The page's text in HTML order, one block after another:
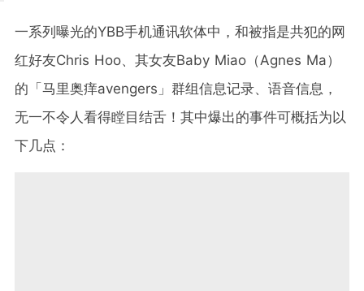
一系列曝光的YBB手机通讯软体中，和被指是共犯的网
红好友Chris Hoo、其女友Baby Miao（Agnes Ma）
的「马里奥痒avengers」群组信息记录、语音信息，
无一不令人看得瞠目结舌！其中爆出的事件可概括为以
下几点：